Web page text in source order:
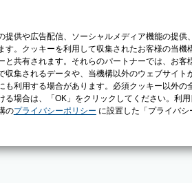
供や広告配信、ソーシャルメディア機能の提供
。クッキーを利用して収集されたお客様の当機
共有されます。それらのパートナーでは、お客
集されるデータや、当機構以外のウェブサイト
利用する場合があります。必須クッキー以外の
場合は、「OK」をクリックしてください。利
のプライバシーポリシー に設置した「プライバ